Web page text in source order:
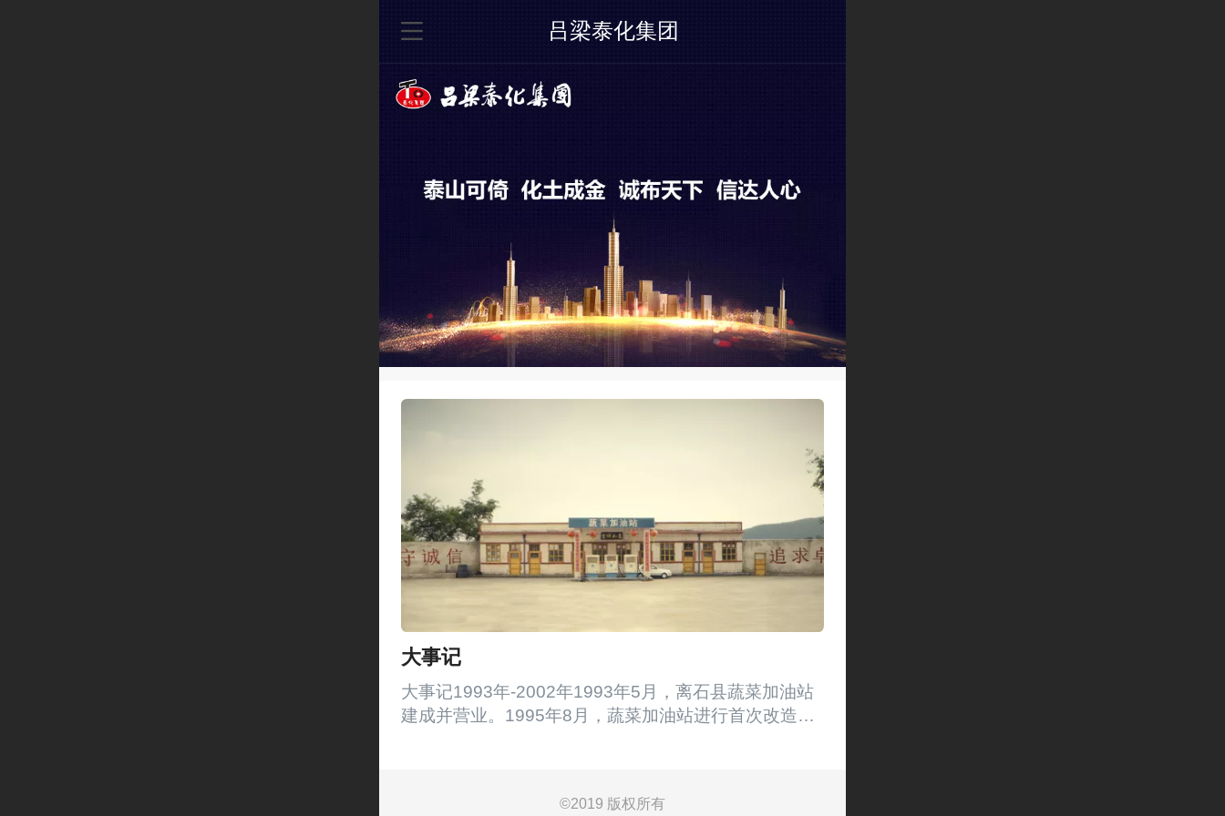
吕梁泰化集团
大事记
大事记1993年-2002年1993年5月，离石县蔬菜加油站
建成并营业。1995年8月，蔬菜加油站进行首次改造。
事长张子玉担任离石市第三届政协委员。是年，泰化石
©2019 版权所有